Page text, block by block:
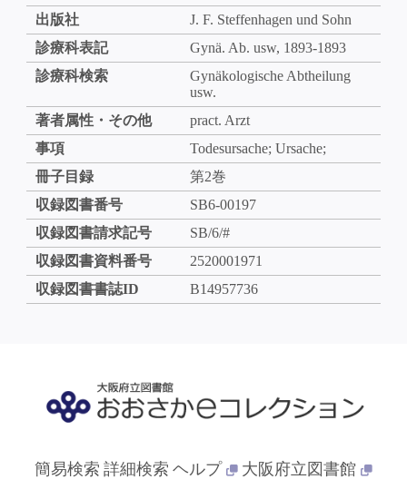
出版社
J. F. Steffenhagen und Sohn
診療科表記
Gynä. Ab. usw, 1893-1893
診療科検索
Gynäkologische Abtheilung
usw.
著者属性・その他
pract. Arzt
事項
Todesursache; Ursache;
冊子目録
第2巻
収録図書番号
SB6-00197
収録図書請求記号
SB/6/#
収録図書資料番号
2520001971
収録図書書誌ID
B14957736
簡易検索 詳細検索 ヘルプ 大阪府立図書館